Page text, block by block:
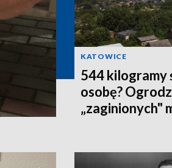
KATOWICE
544 kilogramy
osobę?
„zaginionych"